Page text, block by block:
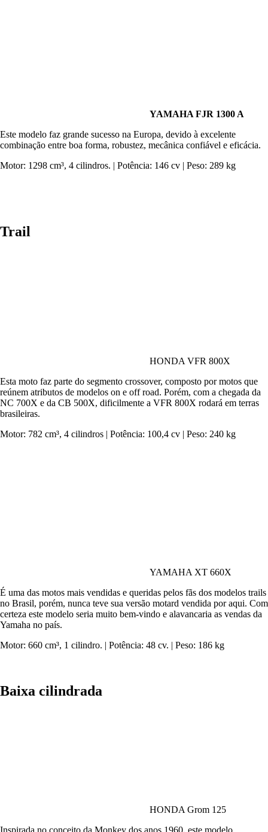
YAMAHA FJR 1300 A
Este modelo faz grande sucesso na Europa, devido à excelente
combinação entre boa forma, robustez, mecânica confiável e eficácia.
Motor: 1298 cm³, 4 cilindros. | Potência: 146 cv | Peso: 289 kg
Trail
HONDA VFR 800X
Esta moto faz parte do segmento crossover, composto por motos que
reúnem atributos de modelos on e off road. Porém, com a chegada da
NC 700X e da CB 500X, dificilmente a VFR 800X rodará em terras
brasileiras.
Motor: 782 cm³, 4 cilindros | Potência: 100,4 cv | Peso: 240 kg
YAMAHA XT 660X
É uma das motos mais vendidas e queridas pelos fãs dos modelos trails
no Brasil, porém, nunca teve sua versão motard vendida por aqui. Com
certeza este modelo seria muito bem-vindo e alavancaria as vendas da
Yamaha no país.
Motor: 660 cm³, 1 cilindro. | Potência: 48 cv. | Peso: 186 kg
Baixa cilindrada
HONDA Grom 125
Inspirada no conceito da Monkey dos anos 1960, este modelo